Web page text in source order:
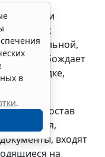
не освобождает
в порядке,
что в состав
входят
на
в
.